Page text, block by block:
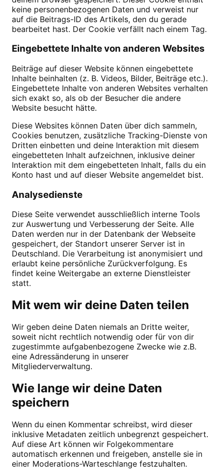
keine personenbezogenen Daten und verweist nur
auf die Beitrags-ID des Artikels, den du gerade
bearbeitet hast. Der Cookie verfällt nach einem Tag.
Eingebettete Inhalte von anderen Websites
Beiträge auf dieser Website können eingebettete
Inhalte beinhalten (z. B. Videos, Bilder, Beiträge etc.).
Eingebettete Inhalte von anderen Websites verhalten
sich exakt so, als ob der Besucher die andere
Website besucht hätte.
Diese Websites können Daten über dich sammeln,
Cookies benutzen, zusätzliche Tracking-Dienste von
Dritten einbetten und deine Interaktion mit diesem
eingebetteten Inhalt aufzeichnen, inklusive deiner
Interaktion mit dem eingebetteten Inhalt, falls du ein
Konto hast und auf dieser Website angemeldet bist.
Analysedienste
Diese Seite verwendet ausschließlich interne Tools
zur Auswertung und Verbesserung der Seite. Alle
Daten werden nur in der Datenbank der Webseite
gespeichert, der Standort unserer Server ist in
Deutschland. Die Verarbeitung ist anonymisiert und
erlaubt keine persönliche Zurückverfolgung. Es
findet keine Weitergabe an externe Dienstleister
statt.
Mit wem wir deine Daten teilen
Wir geben deine Daten niemals an Dritte weiter,
soweit nicht rechtlich notwendig oder für von dir
zugestimmte aufgabenbezogene Zwecke wie z.B.
eine Adressänderung in unserer
Mitgliederverwaltung.
Wie lange wir deine Daten
speichern
Wenn du einen Kommentar schreibst, wird dieser
inklusive Metadaten zeitlich unbegrenzt gespeichert.
Auf diese Art können wir Folgekommentare
automatisch erkennen und freigeben, anstelle sie in
einer Moderations-Warteschlange festzuhalten.